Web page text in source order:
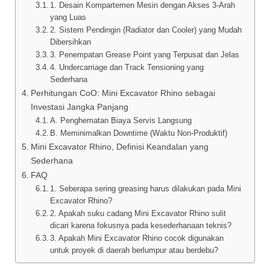
1. Desain Kompartemen Mesin dengan Akses 3-Arah
yang Luas
2. Sistem Pendingin (Radiator dan Cooler) yang Mudah
Dibersihkan
3. Penempatan Grease Point yang Terpusat dan Jelas
4. Undercarriage dan Track Tensioning yang
Sederhana
Perhitungan CoO: Mini Excavator Rhino sebagai
Investasi Jangka Panjang
A. Penghematan Biaya Servis Langsung
B. Meminimalkan Downtime (Waktu Non-Produktif)
Mini Excavator Rhino, Definisi Keandalan yang
Sederhana
FAQ
1. Seberapa sering greasing harus dilakukan pada Mini
Excavator Rhino?
2. Apakah suku cadang Mini Excavator Rhino sulit
dicari karena fokusnya pada kesederhanaan teknis?
3. Apakah Mini Excavator Rhino cocok digunakan
untuk proyek di daerah berlumpur atau berdebu?